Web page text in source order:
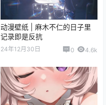
动漫壁纸 | 麻木不仁的日子里
记录即是反抗
24年12月30日 0 4.6k